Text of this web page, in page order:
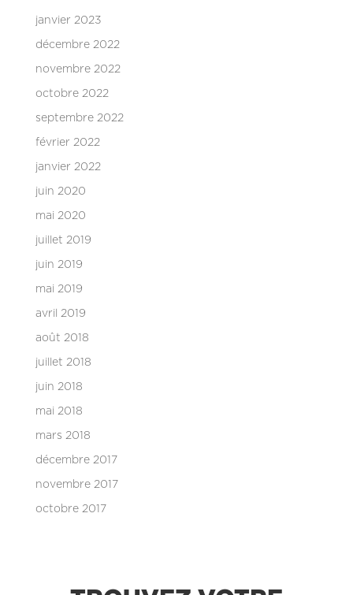
janvier 2023
décembre 2022
novembre 2022
octobre 2022
septembre 2022
février 2022
janvier 2022
juin 2020
mai 2020
juillet 2019
juin 2019
mai 2019
avril 2019
août 2018
juillet 2018
juin 2018
mai 2018
mars 2018
décembre 2017
novembre 2017
octobre 2017